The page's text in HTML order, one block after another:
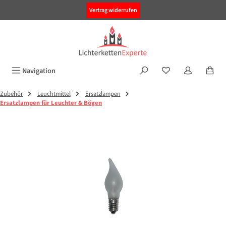
Vertrag widerrufen
Navigation
Zubehör Leuchtmittel
Ersatzlampen
Ersatzlampen für Leuchter & Bögen